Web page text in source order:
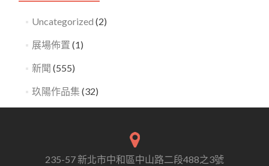
Uncategorized (2)
展場佈置 (1)
新聞 (555)
玖陽作品集 (32)
235-57 新北市中和區中山路二段488之3號